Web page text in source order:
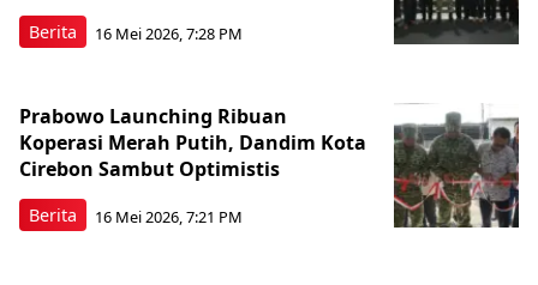
Berita 16 Mei 2026, 7:28 PM
Berita
Prabowo Launching Ribuan
Koperasi Merah Putih, Dandim Kota
Cirebon Sambut Optimistis
16 Mei 2026, 7:21 PM